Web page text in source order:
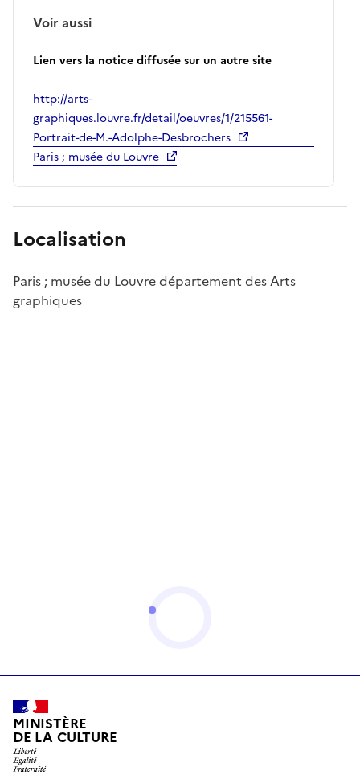
Voir aussi
Lien vers la notice diffusée sur un autre site
http://arts-
graphiques.louvre.fr/detail/oeuvres/1/215561-
Portrait-de-M.-Adolphe-Desbrochers
Paris ; musée du Louvre
Localisation
Paris ; musée du Louvre département des Arts
graphiques
MINISTÈRE
DE LA CULTURE